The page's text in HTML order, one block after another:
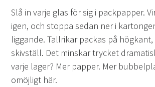
Slå in varje glas för sig i packpapper.
igen, och stoppa sedan ner i
liggande. Tallrikar packas på
skivställ. Det minskar trycket
varje lager? Mer papper. Mer
omöjligt här.